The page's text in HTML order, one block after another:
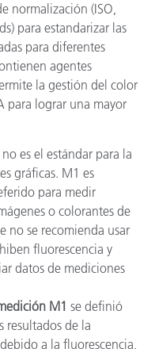
normalización (ISO,
para estandarizar las
para diferentes
agentes
la gestión del color
para lograr una mayor
no es el estándar para la
gráficas. M1 es
para medir
o colorantes de
no se recomienda usar
fluorescencia y
datos de mediciones
M1 se definió
resultados de la
a la fluorescencia,